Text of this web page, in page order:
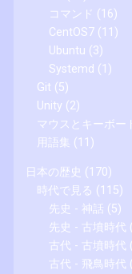
コマンド (16)
CentOS7(11)
Ubuntu (3)
Systemd (1)
Git (5)
Unity (2)
マウスとキーボー
用語集 (11)
日本の歴史 (170)
時代で見る (115)
先史 - 神話 (5)
先史 - 古墳時代
古代 - 古墳時代
古代 - 飛鳥時代